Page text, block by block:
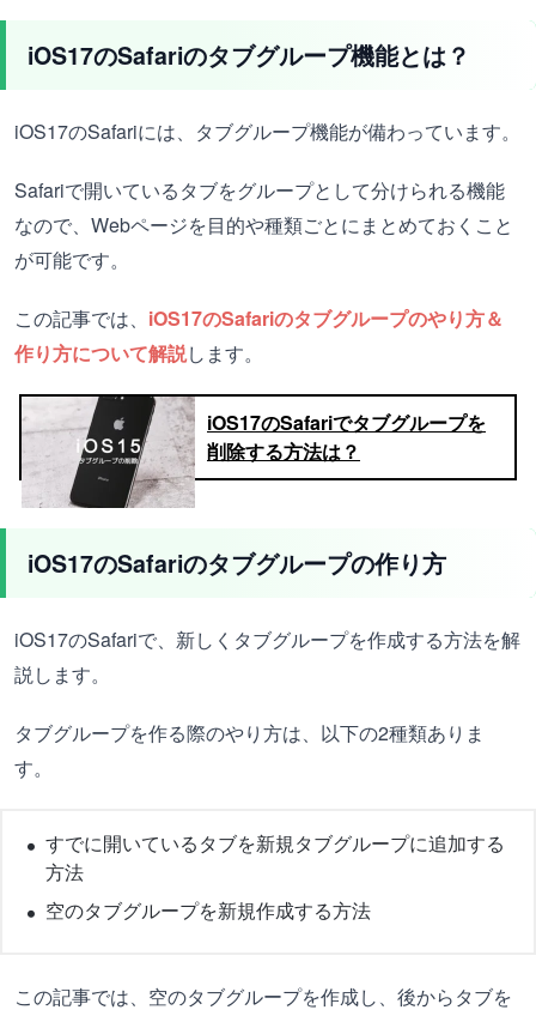
iOS17のSafariのタブグループ機能とは？
iOS17のSafariには、タブグループ機能が備わっています。
Safariで開いているタブをグループとして分けられる機能
なので、Webページを目的や種類ごとにまとめておくこと
が可能です。
この記事では、 iOS17のSafariのタブグループのやり方＆
作り方について解説します。
iOS17のSafariでタブグループを
削除する方法は？
iOS17のSafariのタブグループの作り方
iOS17のSafariで、新しくタブグループを作成する方法を解
説します。
タブグループを作る際のやり方は、以下の2種類ありま
す。
すでに開いているタブを新規タブグループに追加する
方法
空のタブグループを新規作成する方法
この記事では、空のタブグループを作成し、後からタブを